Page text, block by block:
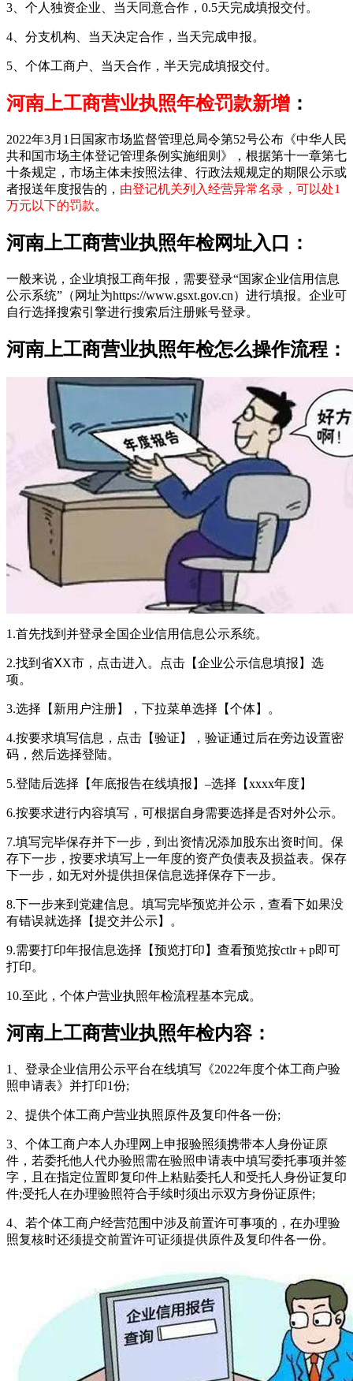
3、个人独资企业、当天同意合作，0.5天完成填报交付。
4、分支机构、当天决定合作，当天完成申报。
5、个体工商户、当天合作，半天完成填报交付。
河南上工商营业执照年检罚款新增 ：
2022年3月1日国家市场监督管理总局令第52号公布《中华人民
共和国市场主体登记管理条例实施细则》，根据第十一章第七
十条规定，市场主体未按照法律、行政法规规定的期限公示或
者报送年度报告的， 由登记机关列入经营异常名录，可以处1
万元以下的罚款。
河南上工商营业执照年检网址入口：
一般来说，企业填报工商年报，需要登录“国家企业信用信息
公示系统”（网址为https://www.gsxt.gov.cn）进行填报。企业可
自行选择搜索引擎进行搜索后注册账号登录。
河南上工商营业执照年检怎么操作流程：
1.首先找到并登录全国企业信用信息公示系统。
2.找到省ⅩX市，点击进入。点击【企业公示信息填报】选
项。
3.选择【新用户注册】，下拉菜单选择【个体】。
4.按要求填写信息，点击【验证】，验证通过后在旁边设置密
码，然后选择登陆。
5.登陆后选择【年底报告在线填报】–选择【xxxx年度】
6.按要求进行内容填写，可根据自身需要选择是否对外公示。
7.填写完毕保存并下一步，到出资情况添加股东出资时间。保
存下一步，按要求填写上一年度的资产负债表及损益表。保存
下一步，如无对外提供担保信息选择保存下一步。
8.下一步来到党建信息。填写完毕预览并公示，查看下如果没
有错误就选择【提交并公示】。
9.需要打印年报信息选择【预览打印】查看预览按ctlr＋p即可
打印。
10.至此，个体户营业执照年检流程基本完成。
河南上工商营业执照年检内容：
1、登录企业信用公示平台在线填写《2022年度个体工商户验
照申请表》并打印1份;
2、提供个体工商户营业执照原件及复印件各一份;
3、个体工商户本人办理网上申报验照须携带本人身份证原
件，若委托他人代办验照需在验照申请表中填写委托事项并签
字，且在指定位置即复印件上粘贴委托人和受托人身份证复印
件;受托人在办理验照符合手续时须出示双方身份证原件;
4、若个体工商户经营范围中涉及前置许可事项的，在办理验
照复核时还须提交前置许可证须提供原件及复印件各一份。